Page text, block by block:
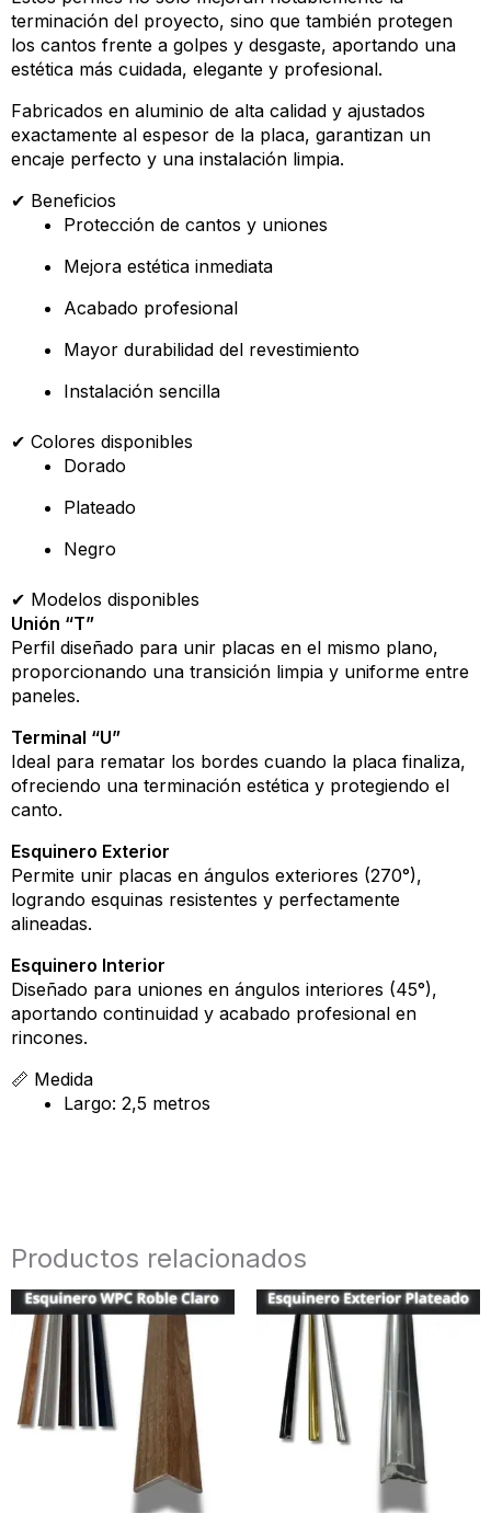
terminación del proyecto, sino que también protegen
los cantos frente a golpes y desgaste, aportando una
estética más cuidada, elegante y profesional.
Fabricados en aluminio de alta calidad y ajustados
exactamente al espesor de la placa, garantizan un
encaje perfecto y una instalación limpia.
✔ Beneficios
Protección de cantos y uniones
Mejora estética inmediata
Acabado profesional
Mayor durabilidad del revestimiento
Instalación sencilla
✔ Colores disponibles
Dorado
Plateado
Negro
✔ Modelos disponibles
Unión “T”
Perfil diseñado para unir placas en el mismo plano,
proporcionando una transición limpia y uniforme entre
paneles.
Terminal “U”
Ideal para rematar los bordes cuando la placa finaliza,
ofreciendo una terminación estética y protegiendo el
canto.
Esquinero Exterior
Permite unir placas en ángulos exteriores (270°),
logrando esquinas resistentes y perfectamente
alineadas.
Esquinero Interior
Diseñado para uniones en ángulos interiores (45°),
aportando continuidad y acabado profesional en
rincones.
📏 Medida
Largo: 2,5 metros
Productos relacionados